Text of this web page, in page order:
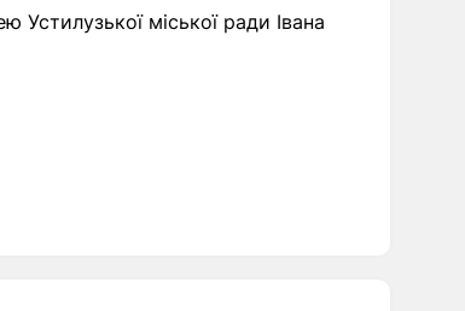
міської ради Івана